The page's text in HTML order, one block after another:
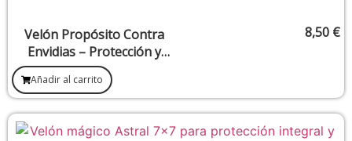
Velón Propósito Contra
Envidias – Protección y
limpieza de malas energías
8,50 €
Añadir al carrito